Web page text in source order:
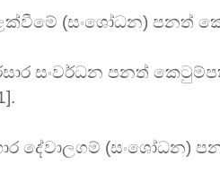
(සංශෝධන) පනත්
සංවර්ධන පනත්
දේවාලගම් (සංශෝධන)